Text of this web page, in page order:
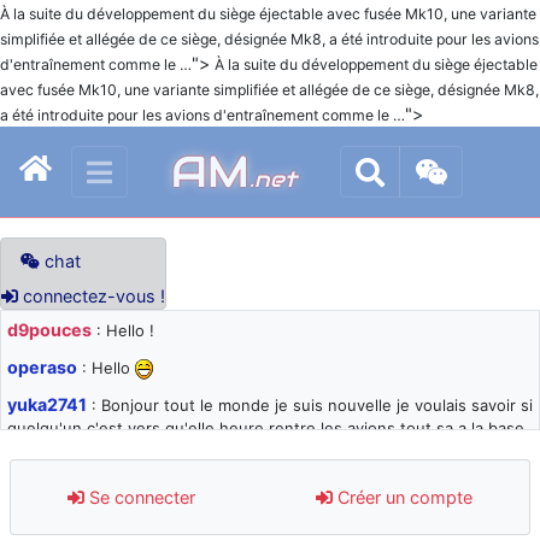
À la suite du développement du siège éjectable avec fusée Mk10, une variante
simplifiée et allégée de ce siège, désignée Mk8, a été introduite pour les avions
d'entraînement comme le …"> À la suite du développement du siège éjectable
avec fusée Mk10, une variante simplifiée et allégée de ce siège, désignée Mk8,
a été introduite pour les avions d'entraînement comme le …">
AM.net
chat
connectez-vous !
d9pouces : Hello !
operaso : Hello
yuka2741 : Bonjour tout le monde je suis nouvelle je voulais savoir si
quelqu'un c'est vers qu'elle heure rentre les avions tout sa a la base
d9pouces: désolé pour les quelques blocages du site ces derniers
jours : je teste des méthodes contre le spam et les bots trop nocifs
Se connecter Créer un compte